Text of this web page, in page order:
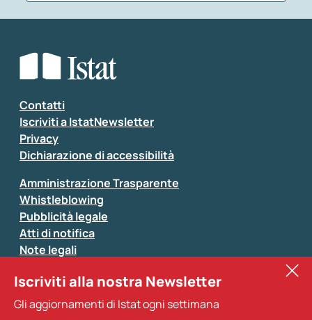
Seleziona la tipologia della segnalazione
Inserisci il tuo commento
Si prega di non fornire dati di natura personale (ad
Contatti
Iscriviti a IstatNewsletter
Privacy
Dichiarazione di accessibilità
Amministrazione Trasparente
Whistleblowing
Pubblicità legale
Atti di notifica
Note legali
Sistan
Altri servizi
Iscriviti alla nostra Newsletter
Gli aggiornamenti di Istat ogni settimana